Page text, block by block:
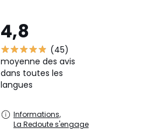
4,8
(45)
moyenne des avis
dans toutes les
langues
Informations,
La Redoute s'engage